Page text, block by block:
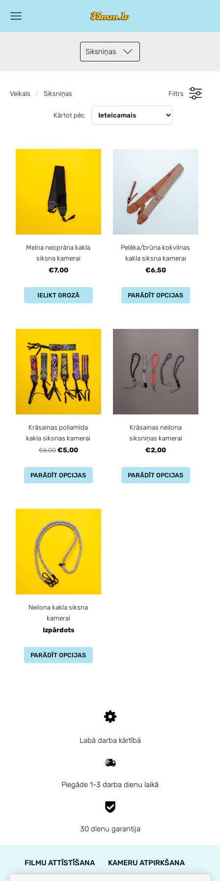
Siksniņas
Labā darba kārtībā
Piegāde 1-3 darba dienu laikā
30 dienu garantija
Veikals Siksniņas Filtrs
Kārtot pēc
Melna neoprāna kakla
siksna kamerai
€7,00
IELIKT GROZĀ
Pelēka/brūna kokvilnas
kakla siksna kamerai
€6,50
PARĀDĪT OPCIJAS
Krāsainas poliamīda
kakla siksnas kamerai
€6,00 €5,00
PARĀDĪT OPCIJAS
Krāsainas neilona
siksniņas kamerai
€2,00
PARĀDĪT OPCIJAS
Neilona kakla siksna
kamerai
Izpārdots
PARĀDĪT OPCIJAS
FILMU ATTĪSTĪŠANA
KAMERU ATPIRKŠANA